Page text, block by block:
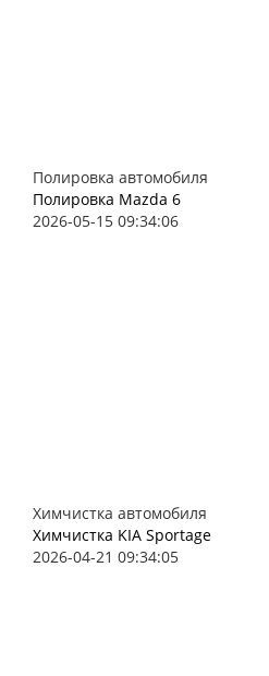
Полировка автомобиля
Полировка Mazda 6
2026-05-15 09:34:06
Химчистка автомобиля
Химчистка KIA Sportage
2026-04-21 09:34:05